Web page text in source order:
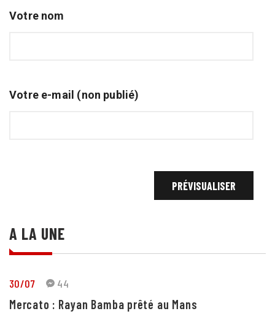
Votre nom
Votre e-mail (non publié)
A LA UNE
30/07 44
Mercato : Rayan Bamba prêté au Mans